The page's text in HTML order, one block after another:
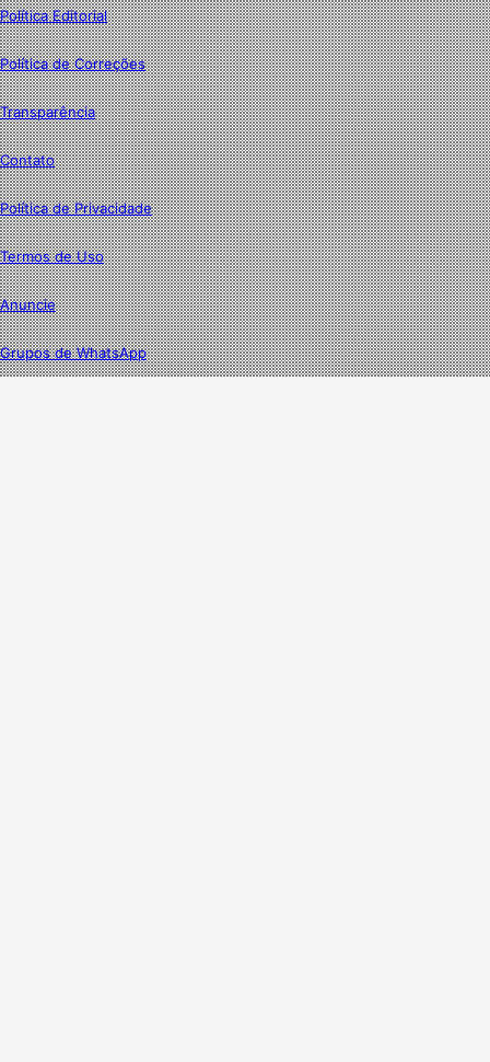
Política Editorial
Política de Correções
Transparência
Contato
Política de Privacidade
Termos de Uso
Anuncie
Grupos de WhatsApp